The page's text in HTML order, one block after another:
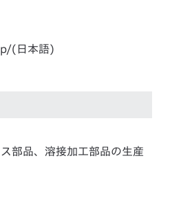
(日本語)
部品、溶接加工部品の生産